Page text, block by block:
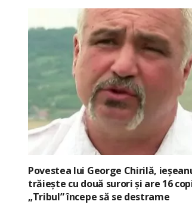
Povestea lui George Chirilă,
trăiește cu două surori și are 16
„Tribul” începe să se destrame